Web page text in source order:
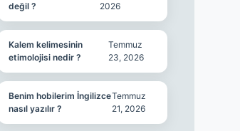
değil ?
2026
Kalem kelimesinin
etimolojisi nedir ?
Temmuz
23, 2026
Benim hobilerim İngilizce
nasıl yazılır ?
Temmuz
21, 2026